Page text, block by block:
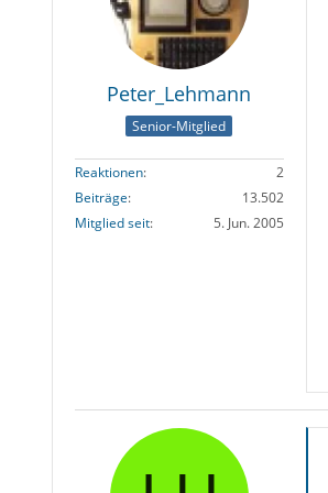
Peter_Lehmann
Senior-Mitglied
Reaktionen
2
Beiträge
13.502
Mitglied seit
5. Jun. 2005